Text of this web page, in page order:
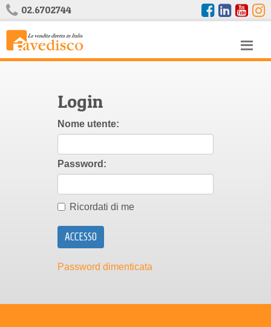
02.6702744
Login
Nome utente:
Password:
Ricordati di me
Password dimenticata